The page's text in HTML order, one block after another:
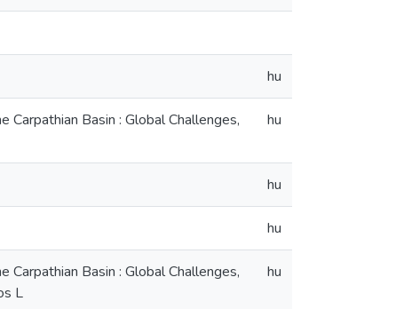
hu
Carpathian Basin : Global Challenges,
hu
hu
hu
Carpathian Basin : Global Challenges,
L
hu